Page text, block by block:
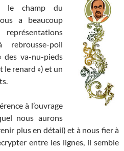
le champ du
a beaucoup
rebrousse-poil
des va-nu-pieds
le renard ») et un
à l’ouvrage
nous aurons
plus en détail) et à nous fier à
entre les lignes, il semble